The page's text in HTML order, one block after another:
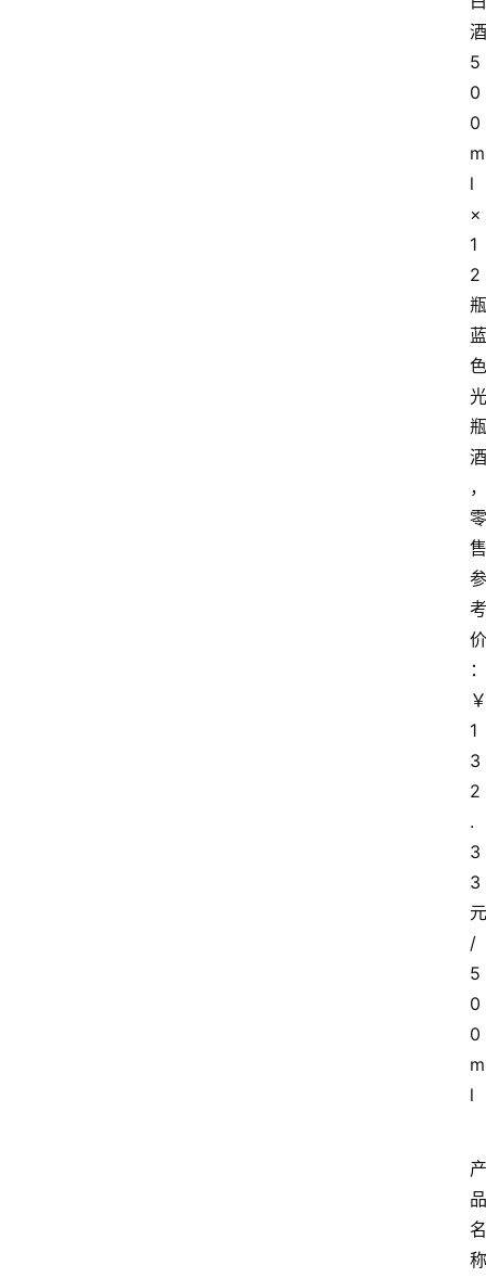
酒
5
0
0
m
l
×
1
2
瓶
蓝
色
光
瓶
酒
，
零
售
参
考
价
：
￥
1
3
2
.
3
3
元
/
5
0
0
m
l
产
品
名
称